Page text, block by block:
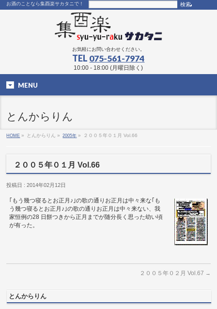
お酒のことなら集酉楽サカタニで！
お気軽にお問い合わせください。
TEL 075-561-7974
10:00 - 18:00 (月曜日除く)
MENU
とんからりん
HOME » とんからりん » 2005年 » ２００５年０１月 Vol.66
２００５年０１月 Vol.66
投稿日 : 2014年02月12日
｢もう幾つ寝るとお正月♪｣の歌の通りお正月は中々来な｢も
う幾つ寝るとお正月♪｣の歌の通りお正月は中々来ない、我
家恒例の28 日餅つきから正月までが随分長く思った幼い頃
が有った。
２００５年０２月 Vol.67 →
とんからりん